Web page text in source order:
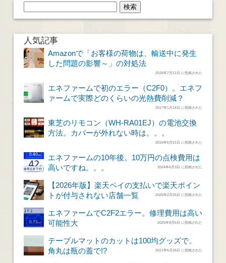
人気記事
Amazonで「お客様の荷物は、輸送中に発生
した問題の影響～」の対処法
2026年7月11日 に投稿された
エネファームで初のエラー（C2F0）。エネフ
ァームで実際どのくらいの光熱費削減？
2017年1月14日 に投稿された
東芝のリモコン（WH-RA01EJ）の電池交換
方法。カバーが外れない時は。。。
2016年6月21日 に投稿された
エネファームの10年後。10万円の点検費用は
高いですね。。。
2024年6月3日 に投稿された
【2026年版】楽天ペイの支払いで楽天ポイン
トが付与されない店舗一覧
2026年2月25日 に投稿された
エネファームでC2F2エラー。修理費用は高い
可能性大
2025年8月6日 に投稿された
テーブルマットのカットは100均グッズで。
角丸は瓶の蓋で!?
2021年6月26日 に投稿された